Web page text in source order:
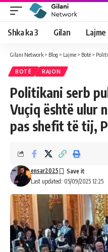
Shka ka 3 Gilan Lajme
Gilani Network > Blog > Lajme > Botë >
BOTË RAJON
Politikani serb
Vuçiq është ulur
pas shefit të tij,
Last updated: 05/09/2025 12:25
ensar2025